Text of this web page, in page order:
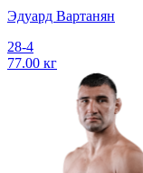
Эдуард Вартанян
28-4
77.00 кг